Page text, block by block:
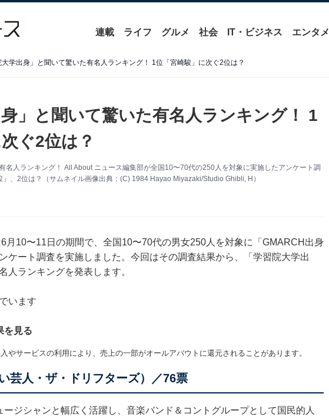
連載 ライフ グルメ 社会 IT・ビジネス エンタメ
大学出身」と聞いて驚いた有名人ランキング！ 1位「宮崎駿」に次ぐ2位は？
身」と聞いて驚いた有名人ランキング！ 1
ぐ2位は？
名人ランキング！ All About ニュース編集部が全国10〜70代の250人を対象に実施したアンケート調
、2位は？（サムネイル画像出典：(C) 1984 Hayao Miyazaki/Studio Ghibli, H）
月10〜11日の期間で、全国10〜70代の男女250人を対象に「GMARCH出身
ケート調査を実施しました。今回はその調査結果から、「学習院大学出
人ランキングを発表します。
います
を見る
やサービスの利用により、売上の一部がオールアバウトに還元されることがあります。
芸人・ザ・ドリフターズ）／76票
ジシャンと幅広く活躍し、音楽バンド＆コントグループとして国民的人